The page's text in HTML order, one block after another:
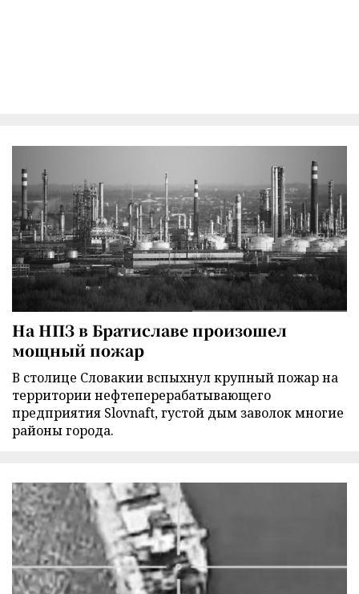
На НПЗ в Братиславе произошел
мощный пожар
В столице Словакии вспыхнул крупный пожар на
территории нефтеперерабатывающего
предприятия Slovnaft, густой дым заволок многие
районы города.